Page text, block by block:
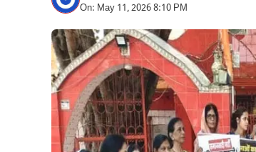
On: May 11, 2026 8:10 PM